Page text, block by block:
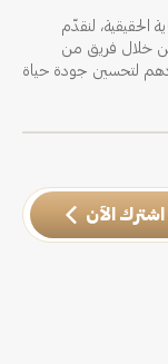
الحقيقية، لنقدّم
من خلال فريق من
لتحسين جودة حياة
اشترك الآن